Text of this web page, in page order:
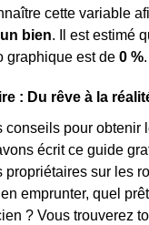
cette variable
bien. Il est estimé
graphique est de 0 %.
: Du rêve à la
conseils pour obtenir
écrit ce guide
propriétaires sur les
emprunter, quel
? Vous trouverez